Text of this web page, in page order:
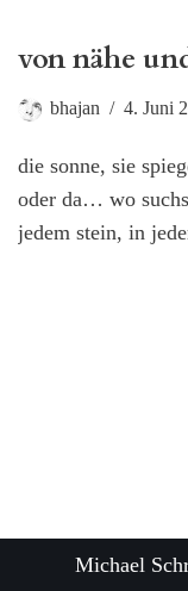
von nähe
bhajan 4. Juni
die sonne, sie
oder da… wo
jedem stein, in
Michael